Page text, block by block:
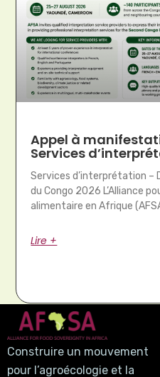
Appel à
Services
Services d’interprétation –
du Congo 2026 L’Alliance
alimentaire en Afrique
Lire +
Construire un mouvement
pour l’agroécologie et la